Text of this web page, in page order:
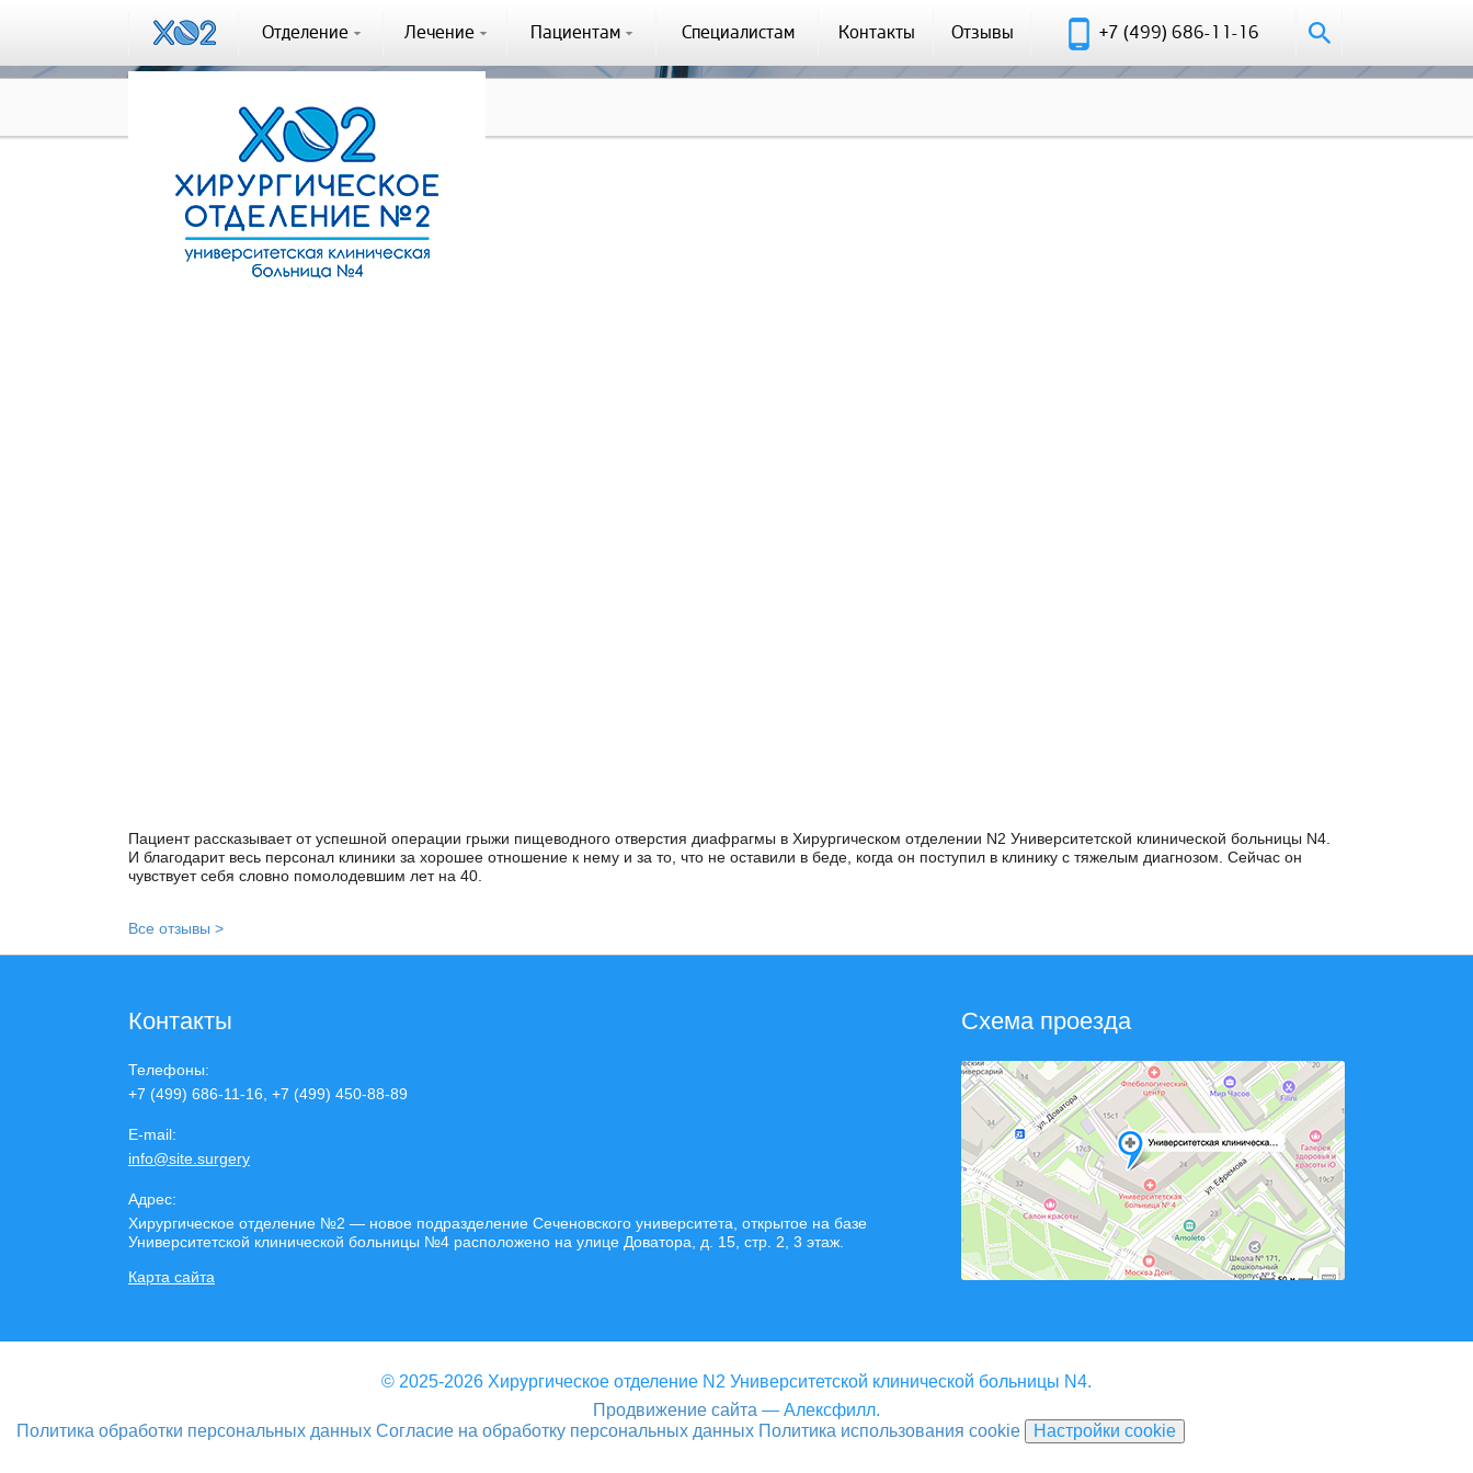
Отделение Лечение Пациентам Специалистам Контакты Отзывы +7 (499) 686-11-16
Отзывы Отзыв #202
Отзыв #202
(22.06.2022)
Пациент рассказывает от успешной операции грыжи пищеводного отверстия диафрагмы в Хирургическом отделении N2 Университетской клинической больницы N4.
И благодарит весь персонал клиники за хорошее отношение к нему и за то, что не оставили в беде, когда он поступил в клинику с тяжелым диагнозом. Сейчас он
чувствует себя словно помолодевшим лет на 40.
Все отзывы >
Контакты
Телефоны:
+7 (499) 686-11-16, +7 (499) 450-88-89
E-mail:
info@site.surgery
Адрес:
Хирургическое отделение №2 — новое подразделение Сеченовского университета, открытое на базе
Университетской клинической больницы №4 расположено на улице Доватора, д. 15, стр. 2, 3 этаж.
Карта сайта
Схема проезда
© 2025-2026 Хирургическое отделение N2 Университетской клинической больницы N4.
Продвижение сайта — Алексфилл.
Политика обработки персональных данных Согласие на обработку персональных данных Политика использования cookie Настройки cookie